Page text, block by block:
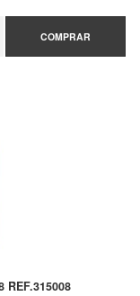
COMPRAR
REF.315008